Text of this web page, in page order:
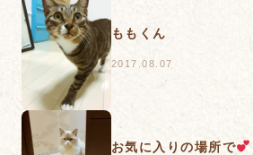
ももくん
2017.08.07
お気に入りの場所で